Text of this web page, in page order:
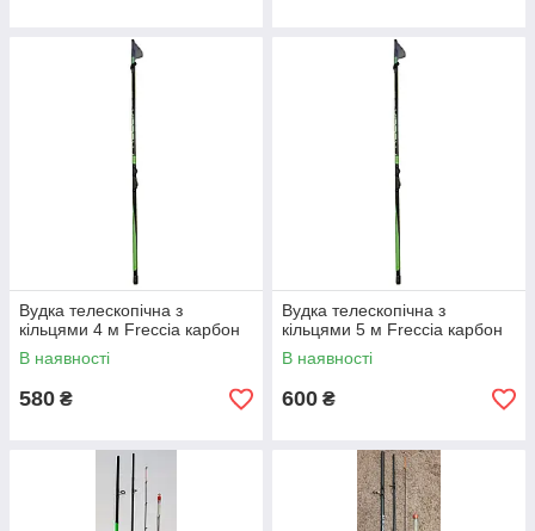
Вудка телескопічна з
кільцями 4 м Freccia карбон
В наявності
580 ₴
Вудка телескопічна з
кільцями 5 м Freccia карбон
В наявності
600 ₴